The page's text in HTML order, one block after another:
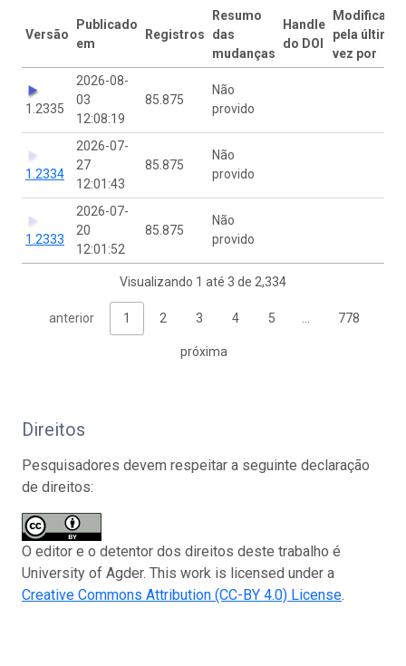
Versão
Publicado
em
Registros
Resumo
das
mudanças
Handle
do DOI
Modificado
pela última
vez por
1.2335
2026-08-
03
12:08:19
85.875
Não
provido
1.2334
2026-07-
27
12:01:43
85.875
Não
provido
1.2333
2026-07-
20
12:01:52
85.875
Não
provido
Visualizando 1 até 3 de 2,334
anterior 1 2 3 4 5 778
próxima
Direitos
Pesquisadores devem respeitar a seguinte declaração
de direitos:
O editor e o detentor dos direitos deste trabalho é
University of Agder. This work is licensed under a
Creative Commons Attribution (CC-BY 4.0) License.